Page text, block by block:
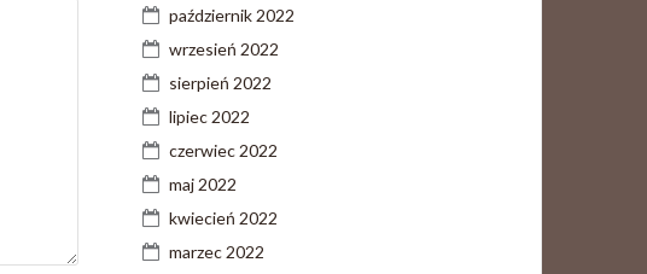
październik 2022
wrzesień 2022
sierpień 2022
lipiec 2022
czerwiec 2022
maj 2022
kwiecień 2022
marzec 2022